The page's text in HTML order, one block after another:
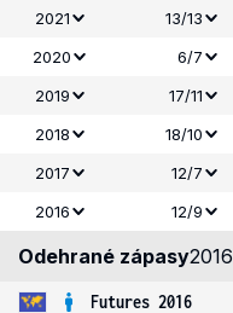
2021
13/13
2020
6/7
2019
17/11
2018
18/10
2017
12/7
2016
12/9
Odehrané zápasy2016
Futures 2016